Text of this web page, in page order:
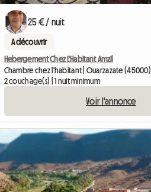
25 € / nuit
A découvrir
Hebergement Chez L'Habitant Amzil
Chambre chez l'habitant | Ouarzazate (45000)
2 couchage(s) | 1 nuit minimum
Voir l'annonce